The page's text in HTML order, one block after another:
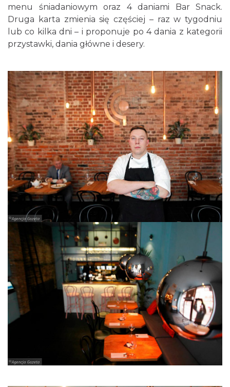
menu śniadaniowym oraz 4 daniami Bar Snack.
Druga karta zmienia się częściej – raz w tygodniu
lub co kilka dni – i proponuje po 4 dania z kategorii
przystawki, dania główne i desery.